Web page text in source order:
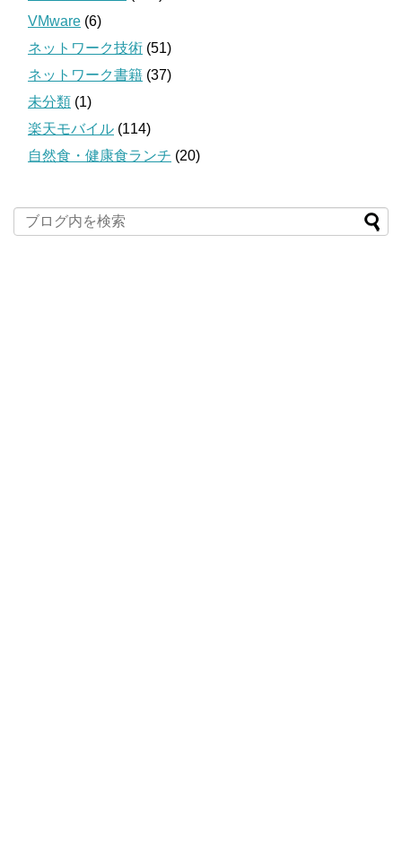
VMware (6)
ネットワーク技術 (51)
ネットワーク書籍 (37)
未分類 (1)
楽天モバイル (114)
自然食・健康食ランチ (20)